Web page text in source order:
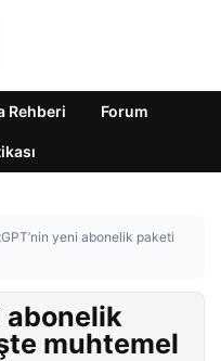
Rehberi Forum
yeni abonelik paketi
abonelik
muhtemel